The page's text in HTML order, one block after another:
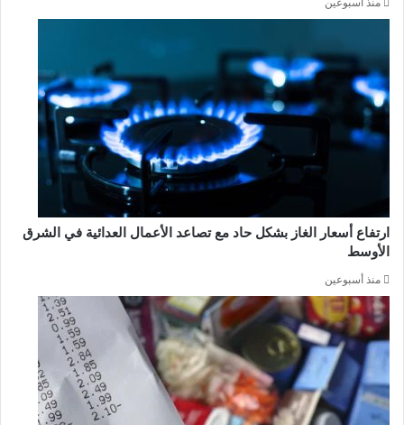
ارتفاع أسعار الغاز بشكل حاد مع تصاعد الأعمال العدائية في الشرق
الأوسط
منذ أسبوعين